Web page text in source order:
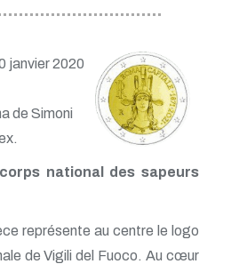
janvier 2020
de Simoni
national des sapeurs
représente au centre le logo
de Vigili del Fuoco. Au cœur